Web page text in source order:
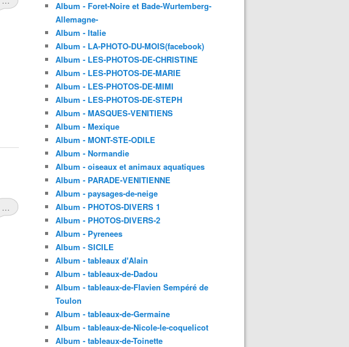
…
Album - Foret-Noire et Bade-Wurtemberg-
Allemagne-
Album - Italie
Album - LA-PHOTO-DU-MOIS(facebook)
Album - LES-PHOTOS-DE-CHRISTINE
Album - LES-PHOTOS-DE-MARIE
Album - LES-PHOTOS-DE-MIMI
Album - LES-PHOTOS-DE-STEPH
Album - MASQUES-VENITIENS
Album - Mexique
Album - MONT-STE-ODILE
Album - Normandie
Album - oiseaux et animaux aquatiques
Album - PARADE-VENITIENNE
Album - paysages-de-neige
Album - PHOTOS-DIVERS 1
Album - PHOTOS-DIVERS-2
Album - Pyrenees
Album - SICILE
Album - tableaux d'Alain
Album - tableaux-de-Dadou
Album - tableaux-de-Flavien Sempéré de
Toulon
Album - tableaux-de-Germaine
Album - tableaux-de-Nicole-le-coquelicot
Album - tableaux-de-Toinette